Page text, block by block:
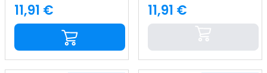
Precio
11,91 € Precio
11,91 €